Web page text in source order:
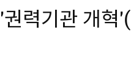
'권력기관 개혁